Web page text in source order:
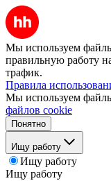
Мы используем
правильную работу
трафик.
Правила
Мы используем
файлов cookie
Понятно
Ищу работу
Ищу работу
Ищу работу